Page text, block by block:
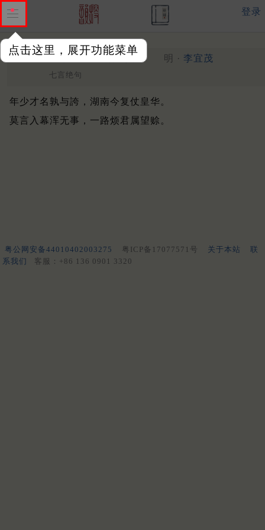
点击这里，展开功能菜单
登录
送全罗都事尹君之行 其一 明 · 李宜茂
七言绝句
年少才名孰与誇，湖南今复仗皇华。
莫言入幕浑无事，一路烦君属望赊。
粤公网安备44010402003275 粤ICP备17077571号 关于本站
联
系我们
客服：+86 136 0901 3320